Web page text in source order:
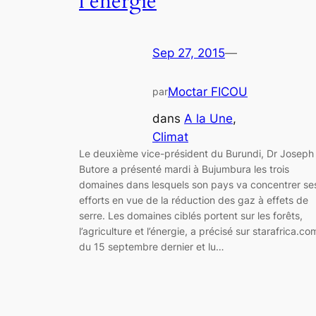
Sep 27, 2015—
parMoctar FICOU
dans A la Une
Climat
Le deuxième vice-président du Burundi, Dr Joseph
Butore a présenté mardi à Bujumbura les trois
domaines dans lesquels son pays va concentrer
efforts en vue de la réduction des gaz à effets de
serre. Les domaines ciblés portent sur les forêts,
l’agriculture et l’énergie, a précisé sur
du 15 septembre dernier et lu…